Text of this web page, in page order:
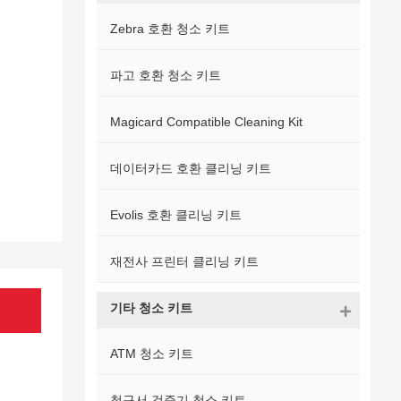
Zebra 호환 청소 키트
파고 호환 청소 키트
Magicard Compatible Cleaning Kit
데이터카드 호환 클리닝 키트
Evolis 호환 클리닝 키트
재전사 프린터 클리닝 키트
기타 청소 키트
ATM 청소 키트